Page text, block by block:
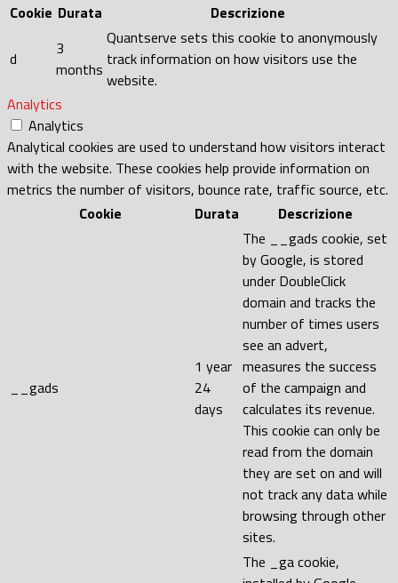
Cookie Durata Descrizione
d
3
months
Quantserve sets this cookie to anonymously
track information on how visitors use the
website.
Analytics
Analytics
Analytical cookies are used to understand how visitors interact
with the website. These cookies help provide information on
metrics the number of visitors, bounce rate, traffic source, etc.
Cookie
Durata Descrizione
__gads
1 year
24
days
The __gads cookie, set
by Google, is stored
under DoubleClick
domain and tracks the
number of times users
see an advert,
measures the success
of the campaign and
calculates its revenue.
This cookie can only be
read from the domain
they are set on and will
not track any data while
browsing through other
sites.
The _ga cookie,